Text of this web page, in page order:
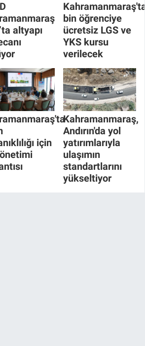
altyapı
Kahramanmaraş'ta
bin öğrenciye
ücretsiz LGS ve
YKS kursu
verilecek
için
Kahramanmaraş,
Andırın'da yol
yatırımlarıyla
ulaşımın
standartlarını
yükseltiyor